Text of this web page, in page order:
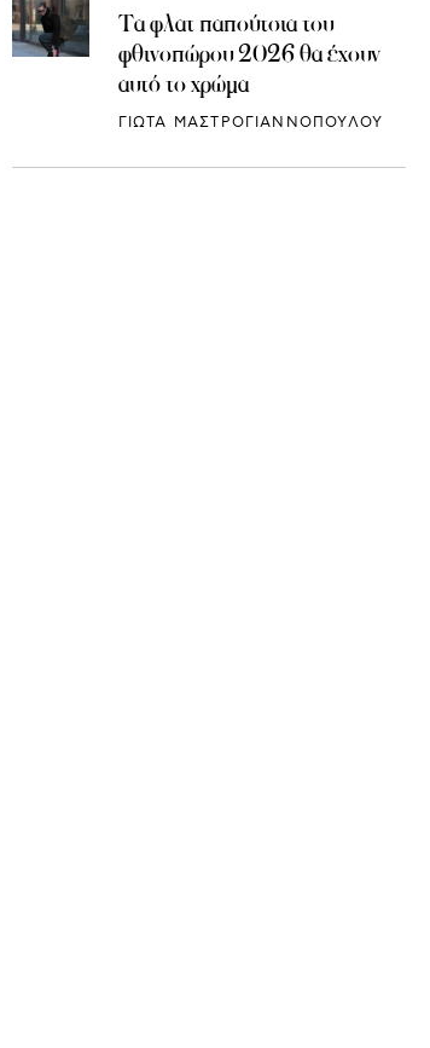
Τα φλατ παπούτσια του
φθινοπώρου 2026 θα έχουν
αυτό το χρώμα
ΓΙΩΤΑ ΜΑΣΤΡΟΓΙΑΝΝΟΠΟΥΛΟΥ